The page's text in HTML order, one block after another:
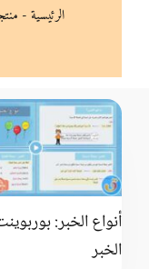
الرئيسية-
أنواع الخبر:
الخبر